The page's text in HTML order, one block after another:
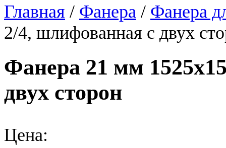
Главная / Фанера / Фанера
2/4, шлифованная с двух
Фанера 21 мм
двух сторон
Цена: